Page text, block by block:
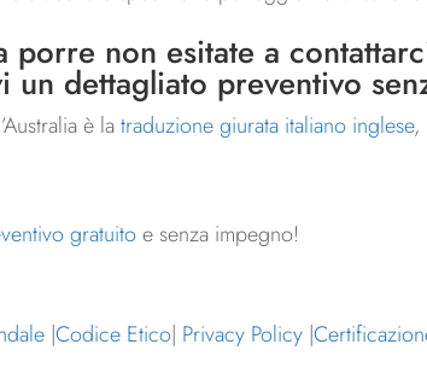
porre non esitate a
dettagliato preventivo
è latraduzione giurata italiano inglese,
gratuitoe senza impegno!
|Codice Etico| Privacy Policy |